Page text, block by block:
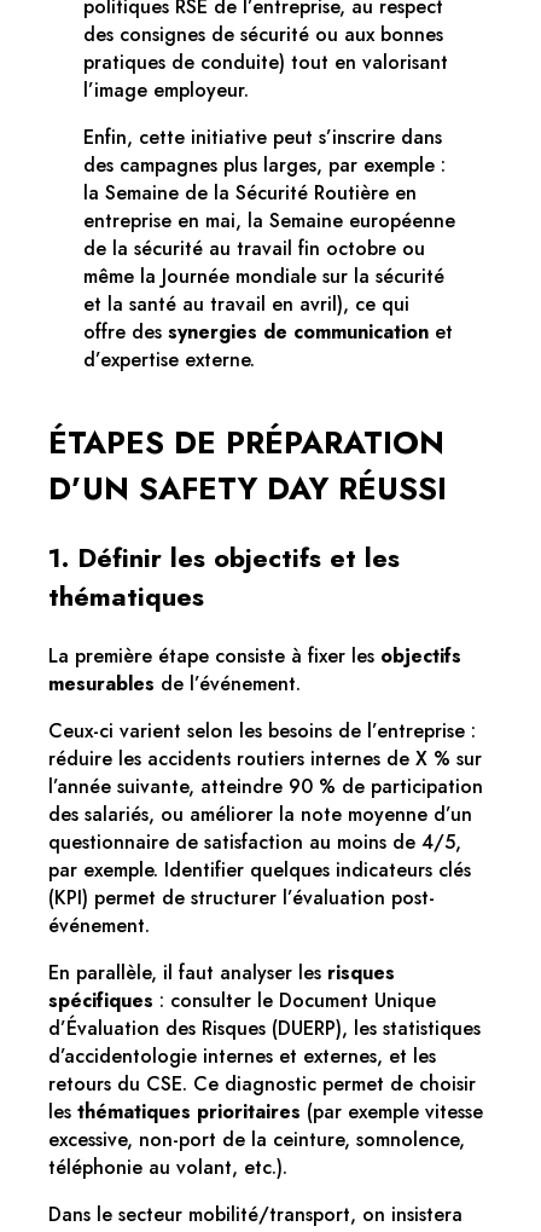
politiques RSE de l’entreprise, au respect
des consignes de sécurité ou aux bonnes
pratiques de conduite) tout en valorisant
l’image employeur.
Enfin, cette initiative peut s’inscrire dans
des campagnes plus larges, par exemple :
la Semaine de la Sécurité Routière en
entreprise en mai, la Semaine européenne
de la sécurité au travail fin octobre ou
même la Journée mondiale sur la sécurité
et la santé au travail en avril), ce qui
offre dessynergies de communication et
d’expertise externe.
ÉTAPES DE PRÉPARATION
D’UN SAFETY DAY RÉUSSI
1. Définir les objectifs et les
thématiques
La première étape consiste à fixer les objectifs
mesurables de l’événement.
Ceux-ci varient selon les besoins de l’entreprise :
réduire les accidents routiers internes de X % sur
l’année suivante, atteindre 90 % de participation
des salariés, ou améliorer la note moyenne d’un
questionnaire de satisfaction au moins de 4/5,
par exemple. Identifier quelques indicateurs clés
(KPI) permet de structurer l’évaluation post-
événement.
En parallèle, il faut analyser les risques
spécifiques : consulter le Document Unique
d’Évaluation des Risques (DUERP), les statistiques
d’accidentologie internes et externes, et les
retours du CSE. Ce diagnostic permet de choisir
les thématiques prioritaires (par exemple vitesse
excessive, non-port de la ceinture, somnolence,
téléphonie au volant, etc.).
Dans le secteur mobilité/transport, on insistera